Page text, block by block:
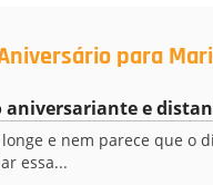
para
aniversariante e
e nem parece que o
essa...